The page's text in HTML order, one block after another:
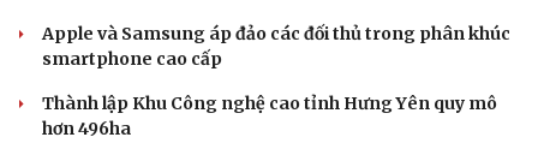
Văn học
Âm nhạc
Di sản
Thời trang
Apple và Samsung áp đảo các đối thủ trong phân khúc
smartphone cao cấp
Thành lập Khu Công nghệ cao tỉnh Hưng Yên quy mô
hơn 496ha